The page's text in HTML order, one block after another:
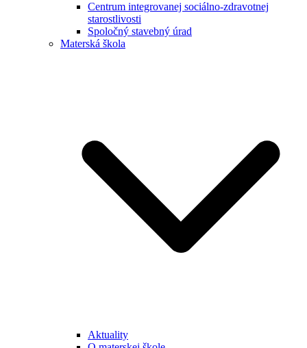
Centrum integrovanej sociálno-zdravotnej
starostlivosti
Spoločný stavebný úrad
Materská škola
Aktuality